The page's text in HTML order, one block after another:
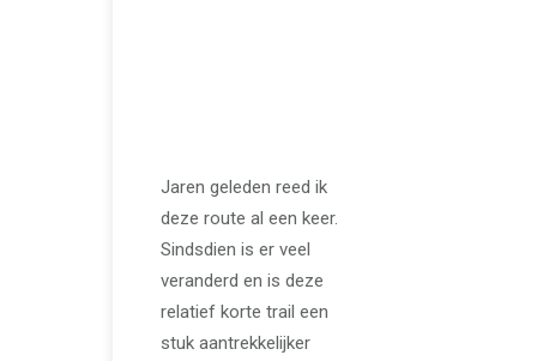
Jaren geleden reed ik
deze route al een keer.
Sindsdien is er veel
veranderd en is deze
relatief korte trail een
stuk aantrekkelijker